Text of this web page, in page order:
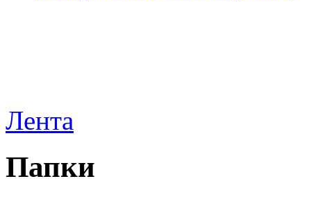
Лента
Папки